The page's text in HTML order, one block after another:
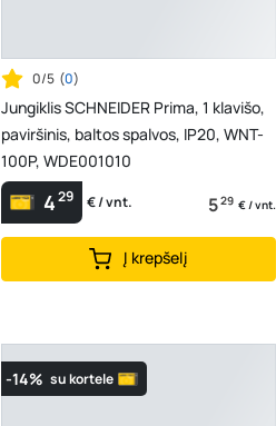
0/5 (0)
Jungiklis SCHNEIDER Prima, 1 klavišo,
paviršinis, baltos spalvos, IP20, WNT-
100P, WDE001010
429 € / vnt. 529 € / vnt.
Į krepšelį
-14% su kortele